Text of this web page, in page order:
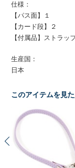
仕様：
【パス面】１
【カード段】２
【付属品】ストラッ
生産国：
日本
このアイテムを見